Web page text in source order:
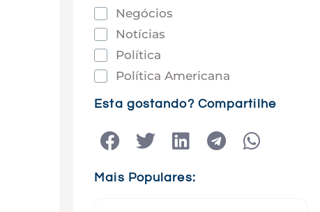
Negócios
Notícias
Política
Política Americana
Saúde
Tecnologia
Viagens
Esta gostando? Compartilhe
Mais Populares: